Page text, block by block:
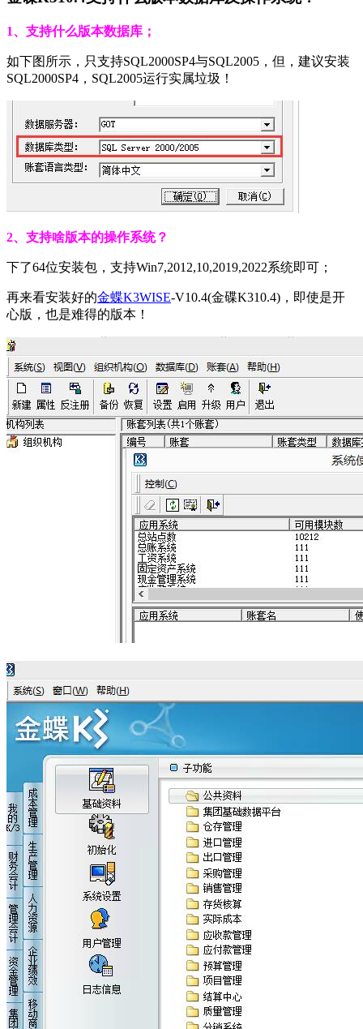
1、支持什么版本数据库；
如下图所示，只支持SQL2000SP4与SQL2005，但，建议安装
SQL2000SP4，SQL2005运行实属垃圾！
2、支持啥版本的操作系统？
下了64位安装包，支持Win7,2012,10,2019,2022系统即可；
再来看安装好的金蝶K3WISE-V10.4(金碟K310.4)，即使是开
心版，也是难得的版本！